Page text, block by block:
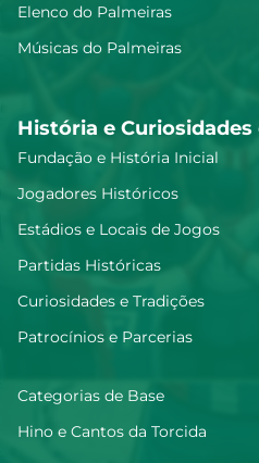
Khellven
Elenco do Palmeiras
Músicas do Palmeiras
História e Curiosidades
Fundação e História Inicial
Jogadores Históricos
Estádios e Locais de Jogos
Partidas Históricas
Curiosidades e Tradições
Patrocínios e Parcerias
Categorias de Base
Hino e Cantos da Torcida